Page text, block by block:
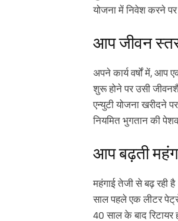
योजना में निवेश करने
आप जीवन
अपने कार्य वर्षों में, आप
शुरू होने पर उसी
एन्युटी योजना खरीदने
नियमित भुगतान की
आप बढ़ती
महंगाई तेजी से बढ़ रही
साल पहले एक लीटर
40 साल के बाद रिटायर